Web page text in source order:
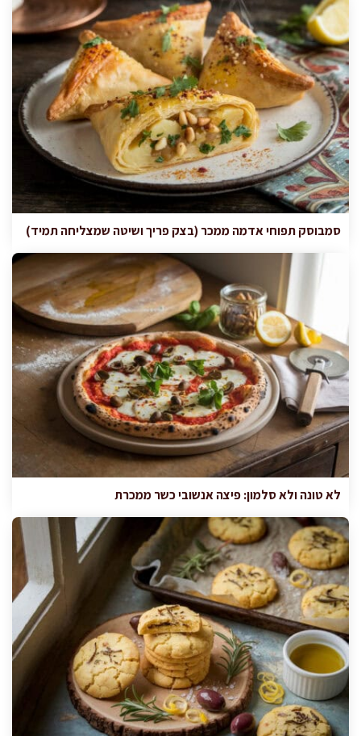
סמבוסק תפוחי אדמה ממכר (בצק פריך ושיטה שמצליחה תמיד)
לא טונה ולא סלמון: פיצה אנשובי כשר ממכרת